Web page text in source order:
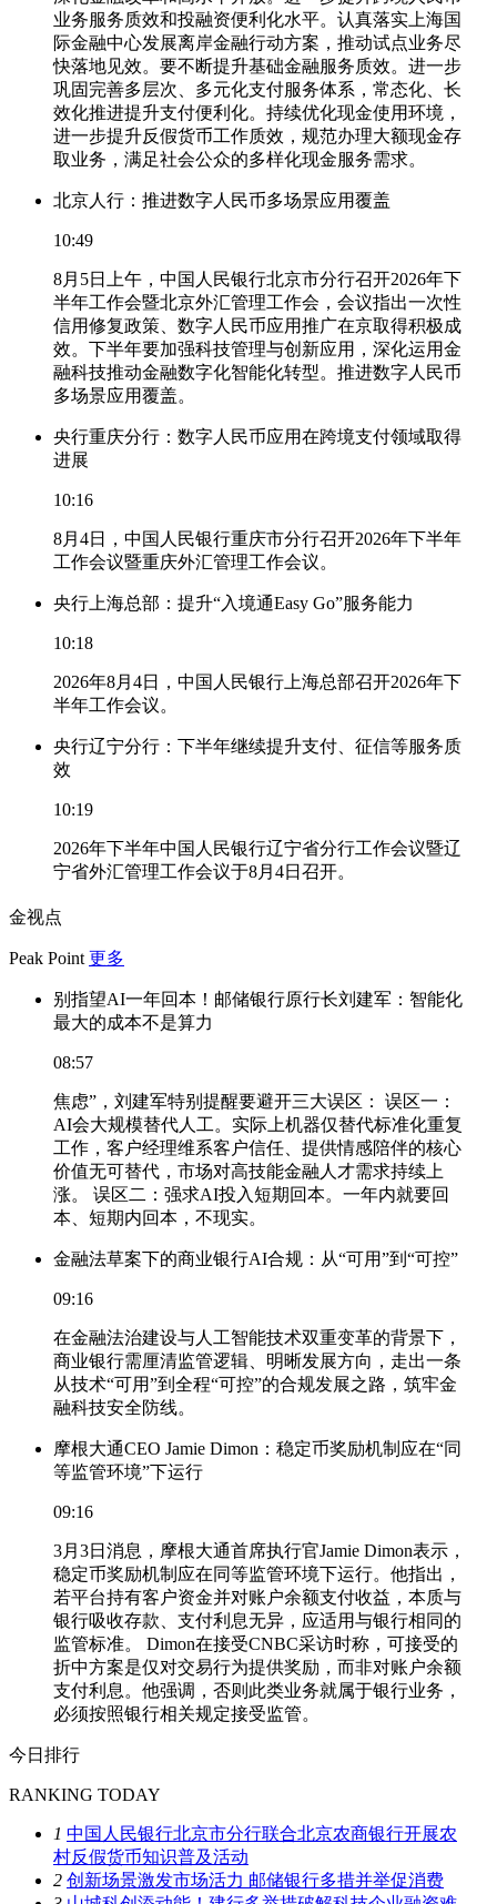
业务服务质效和投融资便利化水平。认真落实上海国
际金融中心发展离岸金融行动方案，推动试点业务尽
快落地见效。要不断提升基础金融服务质效。进一步
巩固完善多层次、多元化支付服务体系，常态化、长
效化推进提升支付便利化。持续优化现金使用环境，
进一步提升反假货币工作质效，规范办理大额现金存
取业务，满足社会公众的多样化现金服务需求。
北京人行：推进数字人民币多场景应用覆盖
10:49
8月5日上午，中国人民银行北京市分行召开2026年下
半年工作会暨北京外汇管理工作会，会议指出一次性
信用修复政策、数字人民币应用推广在京取得积极成
效。下半年要加强科技管理与创新应用，深化运用金
融科技推动金融数字化智能化转型。推进数字人民币
多场景应用覆盖。
央行重庆分行：数字人民币应用在跨境支付领域取得
进展
10:16
8月4日，中国人民银行重庆市分行召开2026年下半年
工作会议暨重庆外汇管理工作会议。
央行上海总部：提升“入境通Easy Go”服务能力
10:18
2026年8月4日，中国人民银行上海总部召开2026年下
半年工作会议。
央行辽宁分行：下半年继续提升支付、征信等服务质
效
10:19
2026年下半年中国人民银行辽宁省分行工作会议暨辽
宁省外汇管理工作会议于8月4日召开。
金视点
Peak Point 更多
别指望AI一年回本！邮储银行原行长刘建军：智能化
最大的成本不是算力
08:57
焦虑”，刘建军特别提醒要避开三大误区： 误区一：
AI会大规模替代人工。实际上机器仅替代标准化重复
工作，客户经理维系客户信任、提供情感陪伴的核心
价值无可替代，市场对高技能金融人才需求持续上
涨。 误区二：强求AI投入短期回本。一年内就要回
本、短期内回本，不现实。
金融法草案下的商业银行AI合规：从“可用”到“可控”
09:16
在金融法治建设与人工智能技术双重变革的背景下，
商业银行需厘清监管逻辑、明晰发展方向，走出一条
从技术“可用”到全程“可控”的合规发展之路，筑牢金
融科技安全防线。
摩根大通CEO Jamie Dimon：稳定币奖励机制应在“同
等监管环境”下运行
09:16
3月3日消息，摩根大通首席执行官Jamie Dimon表示，
稳定币奖励机制应在同等监管环境下运行。他指出，
若平台持有客户资金并对账户余额支付收益，本质与
银行吸收存款、支付利息无异，应适用与银行相同的
监管标准。 Dimon在接受CNBC采访时称，可接受的
折中方案是仅对交易行为提供奖励，而非对账户余额
支付利息。他强调，否则此类业务就属于银行业务，
必须按照银行相关规定接受监管。
今日排行
RANKING TODAY
1 中国人民银行北京市分行联合北京农商银行开展农
村反假货币知识普及活动
2 创新场景激发市场活力 邮储银行多措并举促消费